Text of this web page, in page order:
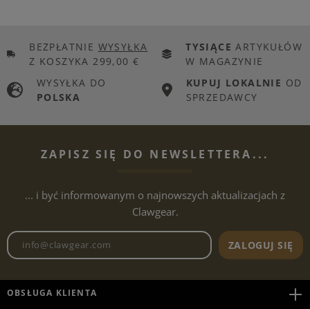
BEZPŁATNIE WYSYŁKA
Z KOSZYKA 299,00 €
TYSIĄCE ARTYKUŁÓW
W MAGAZYNIE
WYSYŁKA DO
POLSKA
KUPUJ LOKALNIE OD
SPRZEDAWCY
ZAPISZ SIĘ DO NEWSLETTERA...
... i być informowanym o najnowszych aktualizacjach z
Clawgear.
Adres e-mailowy biuletynu
ZALOGUJ SIĘ
OBSŁUGA KLIENTA